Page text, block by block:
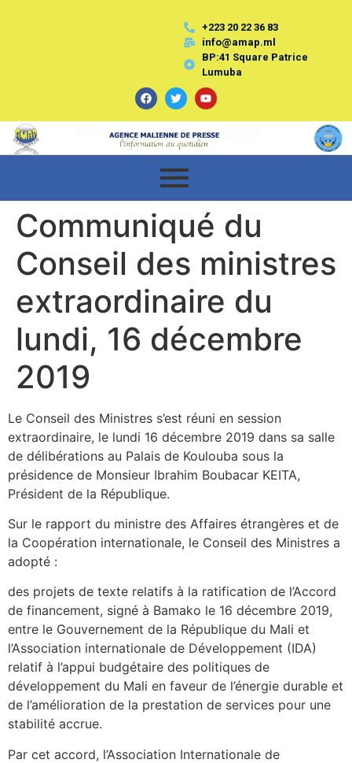
+223 20 22 36 83
info@amap.ml
BP:41 Square Patrice
Lumuba
Communiqué du
Conseil des ministres
extraordinaire du
lundi, 16 décembre
2019
Le Conseil des Ministres s’est réuni en session
extraordinaire, le lundi 16 décembre 2019 dans sa salle
de délibérations au Palais de Koulouba sous la
présidence de Monsieur Ibrahim Boubacar KEITA,
Président de la République.
Sur le rapport du ministre des Affaires étrangères et de
la Coopération internationale, le Conseil des Ministres a
adopté :
des projets de texte relatifs à la ratification de l’Accord
de financement, signé à Bamako le 16 décembre 2019,
entre le Gouvernement de la République du Mali et
l’Association internationale de Développement (IDA)
relatif à l’appui budgétaire des politiques de
développement du Mali en faveur de l’énergie durable et
de l’amélioration de la prestation de services pour une
stabilité accrue.
Par cet accord, l’Association Internationale de